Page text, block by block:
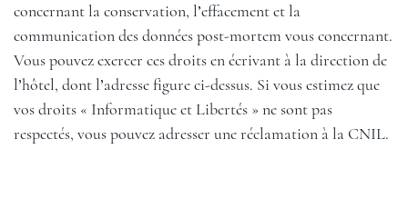
concernant la conservation, l’effacement et la
communication des données post-mortem vous concernant.
Vous pouvez exercer ces droits en écrivant à la direction de
l’hôtel, dont l’adresse figure ci-dessus. Si vous estimez que
vos droits « Informatique et Libertés » ne sont pas
respectés, vous pouvez adresser une réclamation à la CNIL.